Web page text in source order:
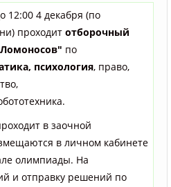
12:00 4 декабря (по
проходит отборочный
по
психология, право,
.
в заочной
в личном кабинете
олимпиады. На
и отправку решений по